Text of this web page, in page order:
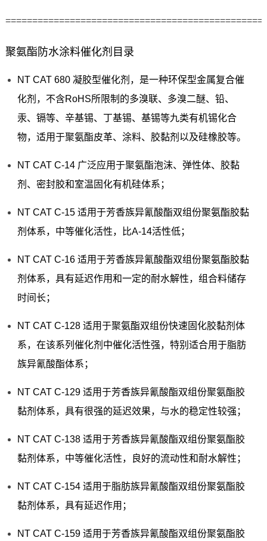
聚氨酯防水涂料催化剂目录
NT CAT 680 凝胶型催化剂，是一种环保型金属复合催
化剂，不含RoHS所限制的多溴联、多溴二醚、铅、
汞、镉等、辛基锡、丁基锡、基锡等九类有机锡化合
物，适用于聚氨酯皮革、涂料、胶黏剂以及硅橡胶等。
NT CAT C-14 广泛应用于聚氨酯泡沫、弹性体、胶黏
剂、密封胶和室温固化有机硅体系；
NT CAT C-15 适用于芳香族异氰酸酯双组份聚氨酯胶黏
剂体系，中等催化活性，比A-14活性低；
NT CAT C-16 适用于芳香族异氰酸酯双组份聚氨酯胶黏
剂体系，具有延迟作用和一定的耐水解性，组合料储存
时间长；
NT CAT C-128 适用于聚氨酯双组份快速固化胶黏剂体
系，在该系列催化剂中催化活性强，特别适合用于脂肪
族异氰酸酯体系；
NT CAT C-129 适用于芳香族异氰酸酯双组份聚氨酯胶
黏剂体系，具有很强的延迟效果，与水的稳定性较强；
NT CAT C-138 适用于芳香族异氰酸酯双组份聚氨酯胶
黏剂体系，中等催化活性，良好的流动性和耐水解性；
NT CAT C-154 适用于脂肪族异氰酸酯双组份聚氨酯胶
黏剂体系，具有延迟作用；
NT CAT C-159 适用于芳香族异氰酸酯双组份聚氨酯胶